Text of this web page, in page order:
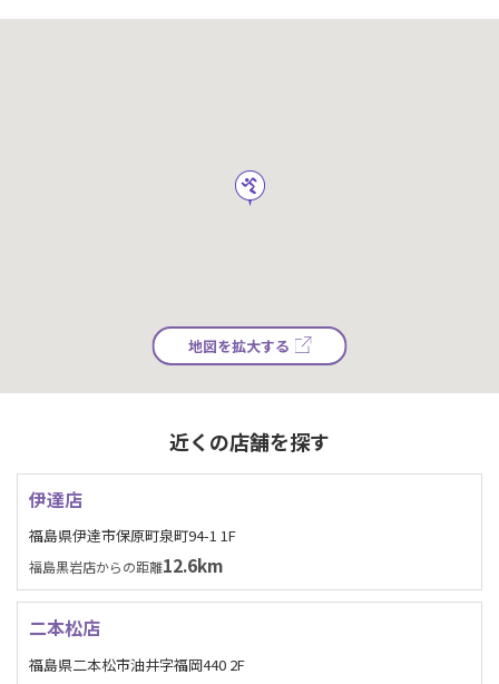
地図を拡大する
近くの店舗を探す
伊達店
福島県伊達市保原町泉町94-1 1F
福島黒岩店からの距離12.6km
二本松店
福島県二本松市油井字福岡440 2F